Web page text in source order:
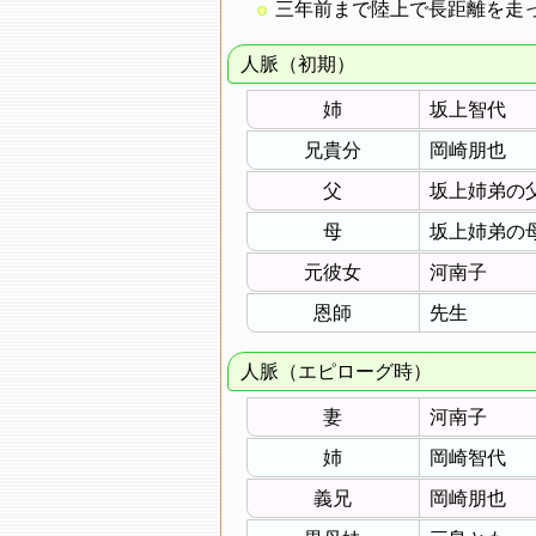
三年前まで陸上で長距離を走
人脈（初期）
姉
坂上智代
兄貴分
岡崎朋也
父
坂上姉弟の
母
坂上姉弟の
元彼女
河南子
恩師
先生
人脈（エピローグ時）
妻
河南子
姉
岡崎智代
義兄
岡崎朋也